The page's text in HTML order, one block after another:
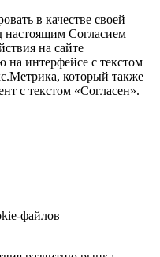
в качестве своей
настоящим Согласием
на сайте
интерфейсе с текстом
который также
с текстом «Согласен».
файлов